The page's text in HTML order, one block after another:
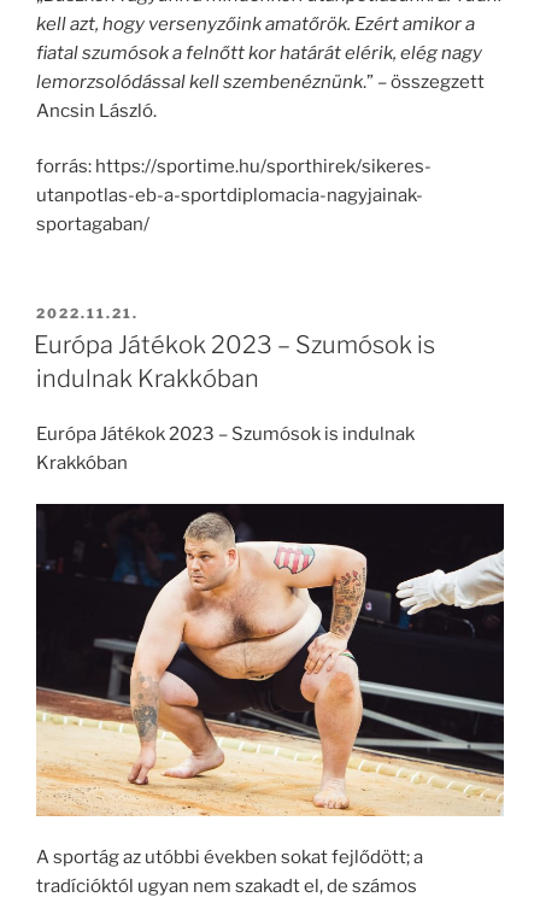
kell azt, hogy versenyzőink amatőrök. Ezért amikor a
fiatal szumósok a felnőtt kor határát elérik, elég nagy
lemorzsolódással kell szembenéznünk.” – összegzett
Ancsin László.
forrás: https://sportime.hu/sporthirek/sikeres-
utanpotlas-eb-a-sportdiplomacia-nagyjainak-
sportagaban/
BEKÜLDVE:
2022.11.21.
Európa Játékok 2023 – Szumósok is
indulnak Krakkóban
Európa Játékok 2023 – Szumósok is indulnak
Krakkóban
A sportág az utóbbi években sokat fejlődött; a
tradícióktól ugyan nem szakadt el, de számos